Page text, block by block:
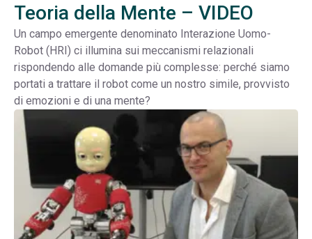
Teoria della Mente – VIDEO
Un campo emergente denominato Interazione Uomo-
Robot (HRI) ci illumina sui meccanismi relazionali
rispondendo alle domande più complesse: perché siamo
portati a trattare il robot come un nostro simile, provvisto
di emozioni e di una mente?